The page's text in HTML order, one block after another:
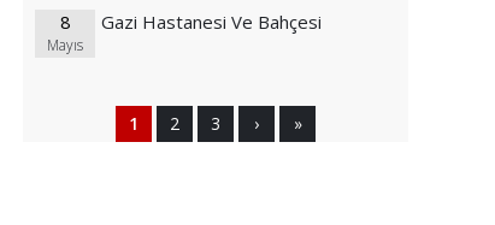
8
Mayıs
Gazi Hastanesi Ve Bahçesi
1 2 3 › »